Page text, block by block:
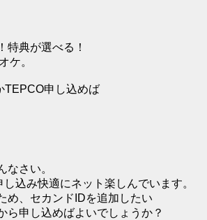
典が選べる！
ケ。
TEPCO申し込めば
なさい。
込み快適にネット楽しんでいます。
め、セカンドIDを追加したい
ら申し込めばよいでしょうか？